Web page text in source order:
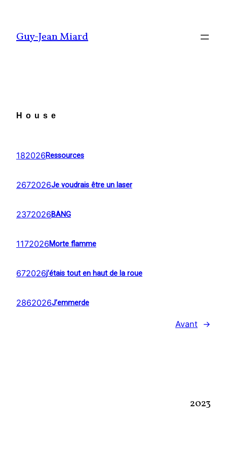
contenu
Guy-Jean Miard
House
182026Ressources
2672026Je voudrais être un laser
2372026BANG
1172026Morte flamme
672026j’étais tout en haut de la roue
2862026J’emmerde
Avant →
2023